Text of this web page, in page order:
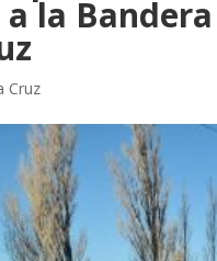
la
Cruz